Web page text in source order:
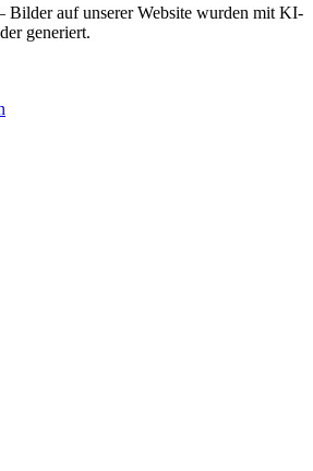
Bilder auf unserer Website wurden mit KI-
generiert.